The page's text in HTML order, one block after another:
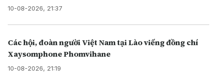
10-08-2026, 21:37
Các hội, đoàn người Việt Nam tại Lào viếng đồng chí
Xaysomphone Phomvihane
10-08-2026, 21:19